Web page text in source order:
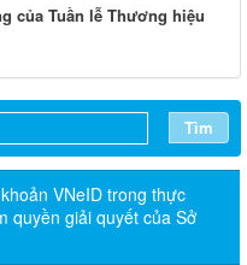
của Tuần lễ Thương hiệu
Tìm
VNeID trong thực
quyền giải quyết của Sở